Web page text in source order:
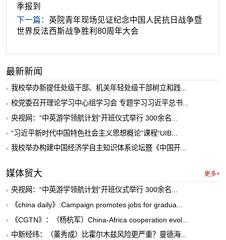
季报到
下一篇： 英院青年现场见证纪念中国人民抗日战争暨
世界反法西斯战争胜利80周年大会
最新新闻
我校举办新提任处级干部、机关年轻处级干部树立和践...
校党委召开理论学习中心组学习会 专题学习习近平总书...
央视网：“中英游学领航计划”开班仪式举行 300余名...
“习近平新时代中国特色社会主义思想概论”课程“UIB...
我校举办构建中国经济学自主知识体系论坛暨《中国开...
媒体贸大 更多+
央视网：“中英游学领航计划”开班仪式举行 300余名...
《china daily》:Campaign promotes jobs for gradua...
《CGTN》：（杨杭军）China-Africa cooperation evol...
中新经纬：（董秀成）比霍尔木兹风险更严重？曼德海...